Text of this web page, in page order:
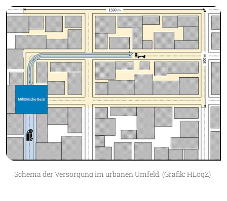
Schema der Versorgung im urbanen Umfeld. (Grafik: HLogZ)